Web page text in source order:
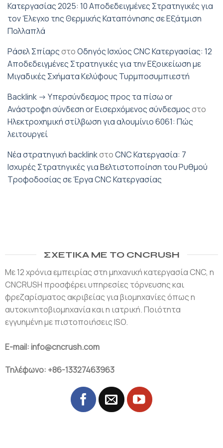
Κατεργασίας 2025: 10 Αποδεδειγμένες Στρατηγικές για
τον Έλεγχο της Θερμικής Καταπόνησης σε Εξάτμιση
Πολλαπλά
Ράσελ ΣπίαρςστοΟδηγός Ισχύος CNC Κατεργασίας: 12
Αποδεδειγμένες Στρατηγικές για την Εξοικείωση με
Μιγαδικές Σχήματα Κελύφους Τυρμποσυμπιεστή
Backlink -> Υπερσύνδεσμος προς τα πίσω or
Ανάστροφη σύνδεση or Εισερχόμενος σύνδεσμοςστο
Ηλεκτροχημική στίλβωση για αλουμίνιο 6061: Πώς
λειτουργεί
Νέα στρατηγική backlinkστοCNC Κατεργασία: 7
Ισχυρές Στρατηγικές για Βελτιστοποίηση του Ρυθμού
Τροφοδοσίας σε Έργα CNC Κατεργασίας
ΣΧΕΤΙΚΆ ΜΕ ΤΟ CNCRUSH
Με 12 χρόνια εμπειρίας στη μηχανική κατεργασία CNC, η
CNCRUSH προσφέρει υπηρεσίες τόρνευσης και
φρεζαρίσματος ακριβείας για βιομηχανίες όπως η
αυτοκινητοβιομηχανία και η ιατρική. Ποιότητα
εγγυημένη με πιστοποιήσεις ISO.
E-mail: info@cncrush.com
Τηλέφωνο: +86-13327463963